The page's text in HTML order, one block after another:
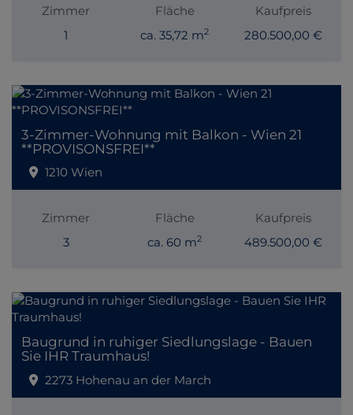
Zimmer
1
Fläche
ca. 35,72 m2
Kaufpreis
280.500,00 €
3-Zimmer-Wohnung mit Balkon - Wien 21
**PROVISONSFREI**
1210 Wien
Zimmer
3
Fläche
ca. 60 m2
Kaufpreis
489.500,00 €
Baugrund in ruhiger Siedlungslage - Bauen
Sie IHR Traumhaus!
2273 Hohenau an der March